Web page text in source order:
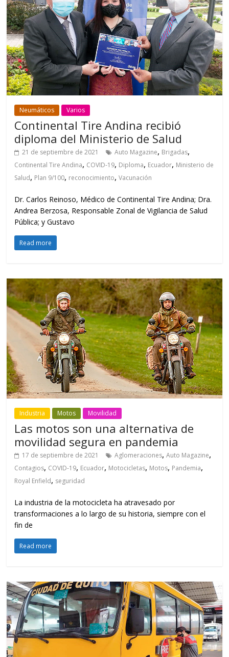
Neumáticos Varios
Continental Tire Andina recibió
diploma del Ministerio de Salud
21 de septiembre de 2021 Auto Magazine, Brigadas,
Continental Tire Andina, COVID-19, Diploma, Ecuador, Ministerio de
Salud, Plan 9/100, reconocimiento,Vacunación
Dr. Carlos Reinoso, Médico de Continental Tire Andina; Dra.
Andrea Berzosa, Responsable Zonal de Vigilancia de Salud
Pública; y Gustavo
Read more
Industria Motos Movilidad
Las motos son una alternativa de
movilidad segura en pandemia
17 de septiembre de 2021 Aglomeraciones,Auto Magazine,
Contagios, COVID-19, Ecuador, Motocicletas, Motos, Pandemia,
Royal Enfield, seguridad
La industria de la motocicleta ha atravesado por
transformaciones a lo largo de su historia, siempre con el
fin de
Read more